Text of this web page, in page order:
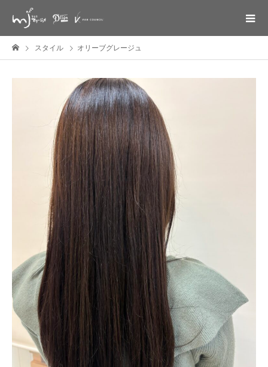
スタイル オリーブグレージュ